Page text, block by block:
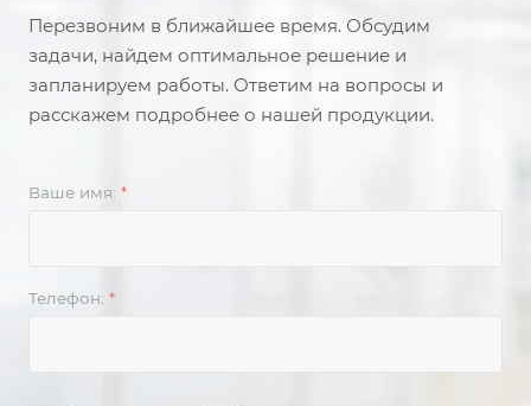
Перезвоним в ближайшее время. Обсудим
задачи, найдем оптимальное решение и
запланируем работы. Ответим на вопросы и
расскажем подробнее о нашей продукции.
Ваше имя: *
Телефон: *